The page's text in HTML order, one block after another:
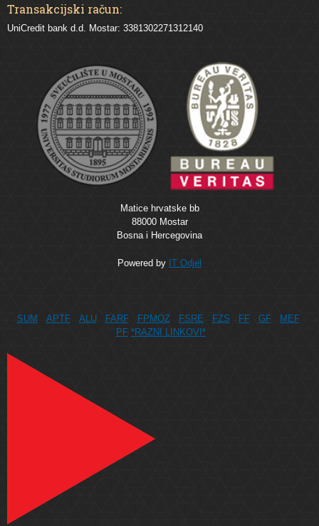
Transakcijski račun:
UniCredit bank d.d. Mostar: 3381302271312140
Matice hrvatske bb
88000 Mostar
Bosna i Hercegovina
Powered by IT Odjel
SUM APTF ALU FARF FPMOZ FSRE FZS FF GF
MEF
PF *RAZNI LINKOVI*